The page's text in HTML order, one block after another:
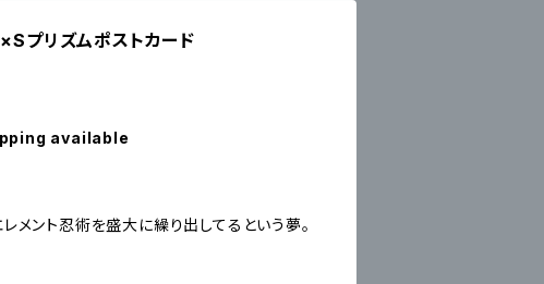
プリズムポストカード
available
レメント忍術を盛大に繰り出してるという夢。